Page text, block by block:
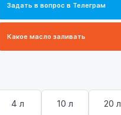
Задать в вопрос в Телеграм
Какое масло заливать
4 л 10 л 20 л